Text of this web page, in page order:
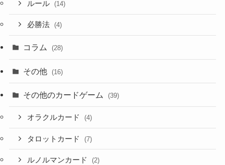
ルール (14)
必勝法 (4)
コラム (28)
その他 (16)
その他のカードゲーム (39)
オラクルカード (4)
タロットカード (7)
ルノルマンカード (2)